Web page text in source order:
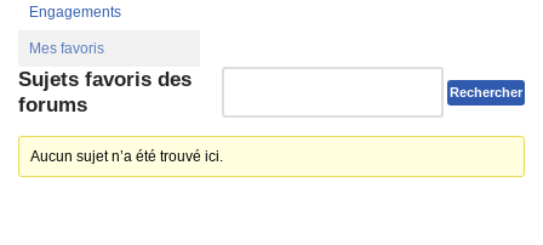
Engagements
Mes favoris
Sujets favoris des
forums
Aucun sujet n’a été trouvé ici.